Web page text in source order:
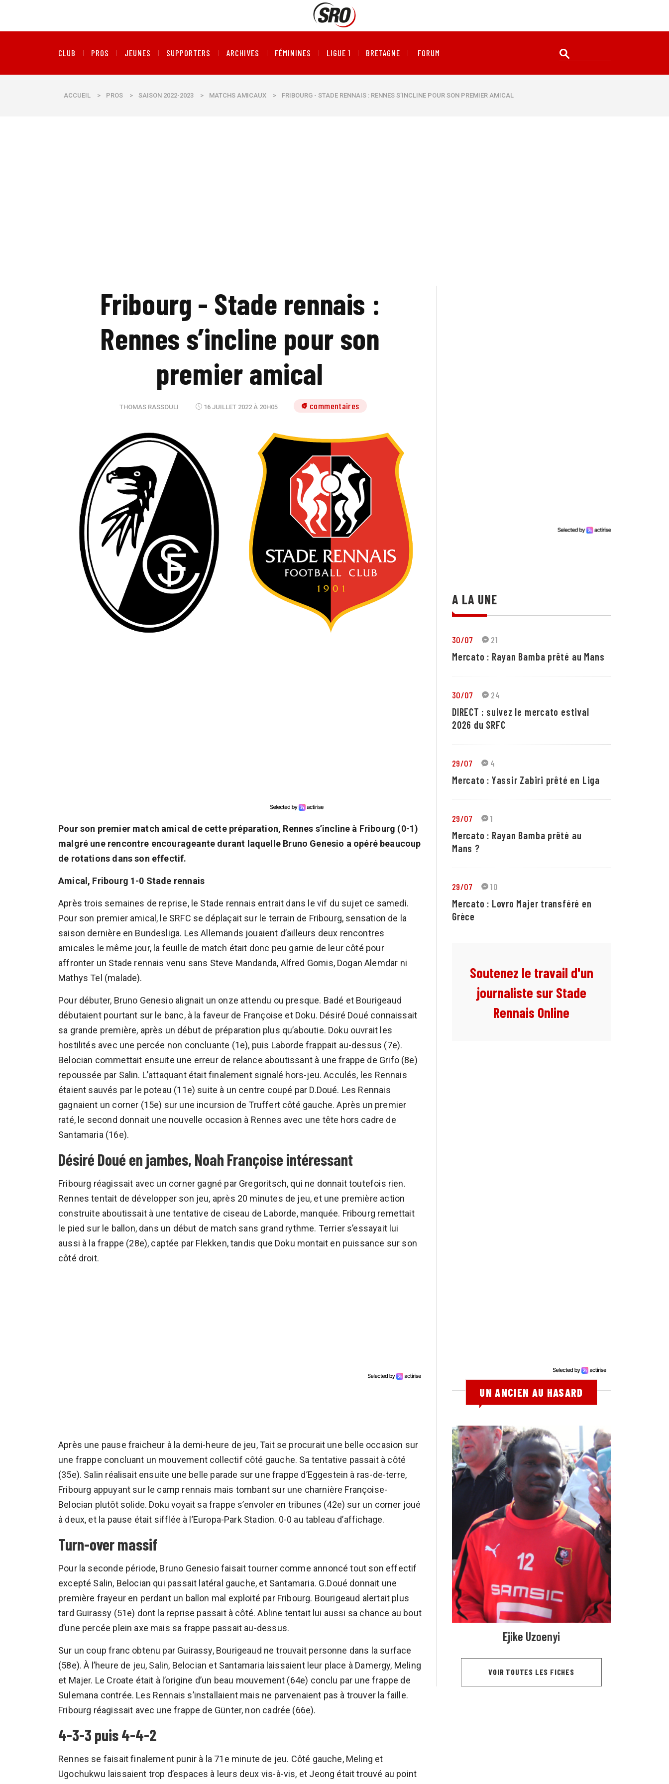
CLUB PROS JEUNES SUPPORTERS ARCHIVES FÉMININES LIGUE 1 BRETAGNE FORUM
ACCUEIL > PROS > SAISON 2022-2023 > MATCHS AMICAUX > FRIBOURG - STADE RENNAIS : RENNES S’INCLINE POUR SON PREMIER AMICAL
Fribourg - Stade rennais :
Rennes s’incline pour son
premier amical
THOMAS RASSOULI 16 JUILLET 2022 À 20H05 7 commentaires
Pour son premier match amical de cette préparation, Rennes s’incline à Fribourg (0-1)
malgré une rencontre encourageante durant laquelle Bruno Genesio a opéré beaucoup
de rotations dans son effectif.
Amical, Fribourg 1-0 Stade rennais
Après trois semaines de reprise, le Stade rennais entrait dans le vif du sujet ce samedi.
Pour son premier amical, le SRFC se déplaçait sur le terrain de Fribourg, sensation de la
saison dernière en Bundesliga. Les Allemands jouaient d’ailleurs deux rencontres
amicales le même jour, la feuille de match était donc peu garnie de leur côté pour
affronter un Stade rennais venu sans Steve Mandanda, Alfred Gomis, Dogan Alemdar ni
Mathys Tel (malade).
Pour débuter, Bruno Genesio alignait un onze attendu ou presque. Badé et Bourigeaud
débutaient pourtant sur le banc, à la faveur de Françoise et Doku. Désiré Doué connaissait
sa grande première, après un début de préparation plus qu’aboutie. Doku ouvrait les
hostilités avec une percée non concluante (1e), puis Laborde frappait au-dessus (7e).
Belocian commettait ensuite une erreur de relance aboutissant à une frappe de Grifo (8e)
repoussée par Salin. L’attaquant était finalement signalé hors-jeu. Acculés, les Rennais
étaient sauvés par le poteau (11e) suite à un centre coupé par D.Doué. Les Rennais
gagnaient un corner (15e) sur une incursion de Truffert côté gauche. Après un premier
raté, le second donnait une nouvelle occasion à Rennes avec une tête hors cadre de
Santamaria (16e).
Désiré Doué en jambes, Noah Françoise intéressant
Fribourg réagissait avec un corner gagné par Gregoritsch, qui ne donnait toutefois rien.
Rennes tentait de développer son jeu, après 20 minutes de jeu, et une première action
construite aboutissait à une tentative de ciseau de Laborde, manquée. Fribourg remettait
le pied sur le ballon, dans un début de match sans grand rythme. Terrier s’essayait lui
aussi à la frappe (28e), captée par Flekken, tandis que Doku montait en puissance sur son
côté droit.
Après une pause fraicheur à la demi-heure de jeu, Tait se procurait une belle occasion sur
une frappe concluant un mouvement collectif côté gauche. Sa tentative passait à côté
(35e). Salin réalisait ensuite une belle parade sur une frappe d’Eggestein à ras-de-terre,
Fribourg appuyant sur le camp rennais mais tombant sur une charnière Françoise-
Belocian plutôt solide. Doku voyait sa frappe s’envoler en tribunes (42e) sur un corner joué
à deux, et la pause était sifflée à l’Europa-Park Stadion. 0-0 au tableau d’affichage.
Turn-over massif
Pour la seconde période, Bruno Genesio faisait tourner comme annoncé tout son effectif
excepté Salin, Belocian qui passait latéral gauche, et Santamaria. G.Doué donnait une
première frayeur en perdant un ballon mal exploité par Fribourg. Bourigeaud alertait plus
tard Guirassy (51e) dont la reprise passait à côté. Abline tentait lui aussi sa chance au bout
d’une percée plein axe mais sa frappe passait au-dessus.
Sur un coup franc obtenu par Guirassy, Bourigeaud ne trouvait personne dans la surface
(58e). À l’heure de jeu, Salin, Belocian et Santamaria laissaient leur place à Damergy, Meling
et Majer. Le Croate était à l’origine d’un beau mouvement (64e) conclu par une frappe de
Sulemana contrée. Les Rennais s’installaient mais ne parvenaient pas à trouver la faille.
Fribourg réagissait avec une frappe de Günter, non cadrée (66e).
4-3-3 puis 4-4-2
Rennes se faisait finalement punir à la 71e minute de jeu. Côté gauche, Meling et
Ugochukwu laissaient trop d’espaces à leurs deux vis-à-vis, et Jeong était trouvé au point
A LA UNE
30/07 21
Mercato : Rayan Bamba prêté au Mans
30/07 24
DIRECT : suivez le mercato estival
2026 du SRFC
29/07 4
Mercato : Yassir Zabiri prêté en Liga
29/07 1
Mercato : Rayan Bamba prêté au
Mans ?
29/07 10
Mercato : Lovro Majer transféré en
Grèce
Soutenez le travail d'un
journaliste sur Stade
Rennais Online
UN ANCIEN AU HASARD
Ejike Uzoenyi
VOIR TOUTES LES FICHES